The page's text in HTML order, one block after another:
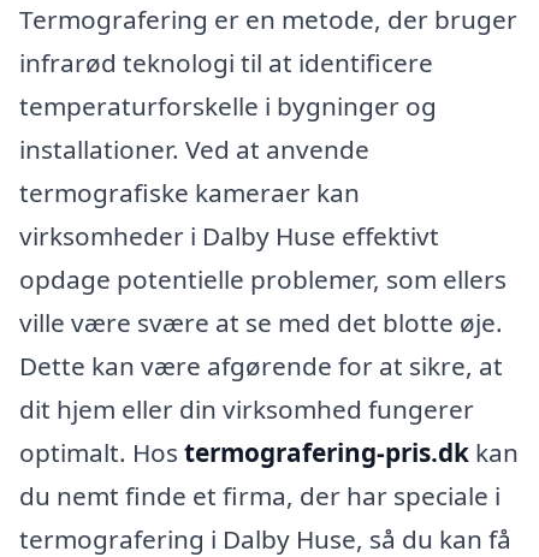
Termografering er en metode, der bruger
infrarød teknologi til at identificere
temperaturforskelle i bygninger og
installationer. Ved at anvende
termografiske kameraer kan
virksomheder i Dalby Huse effektivt
opdage potentielle problemer, som ellers
ville være svære at se med det blotte øje.
Dette kan være afgørende for at sikre, at
dit hjem eller din virksomhed fungerer
optimalt. Hos termografering-pris.dk kan
du nemt finde et firma, der har speciale i
termografering i Dalby Huse, så du kan få